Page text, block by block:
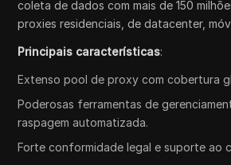
coleta de dados com mais de 150
proxies residenciais, de datacenter,
Principais características:
Extenso pool de proxy com cobertura
Poderosas ferramentas de
raspagem automatizada.
Forte conformidade legal e suporte ao